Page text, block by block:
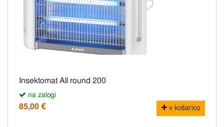
Insektomat All round 200
na zalogi
85,00 € v košarico